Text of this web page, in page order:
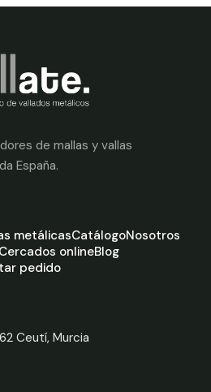
de mallas y vallas
España.
metálicasCatálogoNosotros
Cercados onlineBlog
pedido
Ceutí, Murcia